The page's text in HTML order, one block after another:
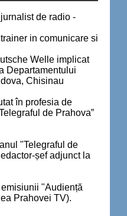
de radio -
in comunicare si
Welle implicat
Departamentului
Chisinau
în profesia de
de Prahova”
"Telegraful de
șef adjunct la
"Audiență
Prahovei TV).